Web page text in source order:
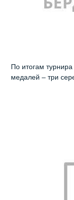
По итогам
медалей – три